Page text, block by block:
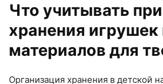
Что учитывать
хранения игрушек
материалов для
Организация хранения в детской